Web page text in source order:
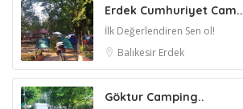
Erdek Cumhuriyet Cam..
İlk Değerlendiren Sen ol!
Balıkesir Erdek
Göktur Camping..